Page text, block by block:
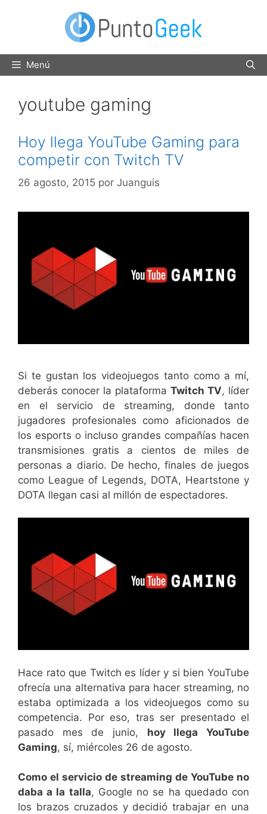
Menú
youtube gaming
Hoy llega YouTube Gaming para
competir con Twitch TV
26 agosto, 2015 por Juanguis
Si te gustan los videojuegos tanto como a mí,
deberás conocer la plataforma Twitch TV, líder
en el servicio de streaming, donde tanto
jugadores profesionales como aficionados de
los esports o incluso grandes compañías hacen
transmisiones gratis a cientos de miles de
personas a diario. De hecho, finales de juegos
como League of Legends, DOTA, Heartstone y
DOTA llegan casi al millón de espectadores.
Hace rato que Twitch es líder y si bien YouTube
ofrecía una alternativa para hacer streaming, no
estaba optimizada a los videojuegos como su
competencia. Por eso, tras ser presentado el
pasado mes de junio, hoy llega YouTube
Gaming, sí, miércoles 26 de agosto.
Como el servicio de streaming de YouTube no
daba a la talla, Google no se ha quedado con
los brazos cruzados y decidió trabajar en una